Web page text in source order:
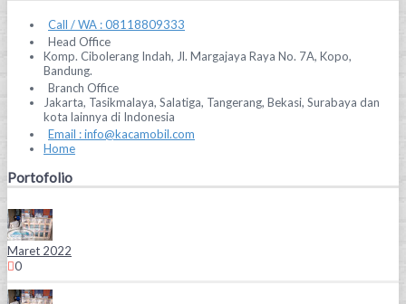
Call / WA : 08118809333
Head Office
Komp. Cibolerang Indah, Jl. Margajaya Raya No. 7A, Kopo,
Bandung.
Branch Office
Jakarta, Tasikmalaya, Salatiga, Tangerang, Bekasi, Surabaya dan
kota lainnya di Indonesia
Email : info@kacamobil.com
Home
Portofolio
Maret 2022
0